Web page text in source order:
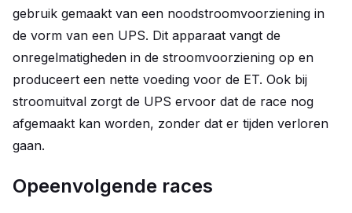
gebruik gemaakt van een noodstroomvoorziening in
de vorm van een UPS. Dit apparaat vangt de
onregelmatigheden in de stroomvoorziening op en
produceert een nette voeding voor de ET. Ook bij
stroomuitval zorgt de UPS ervoor dat de race nog
afgemaakt kan worden, zonder dat er tijden verloren
gaan.
Opeenvolgende races